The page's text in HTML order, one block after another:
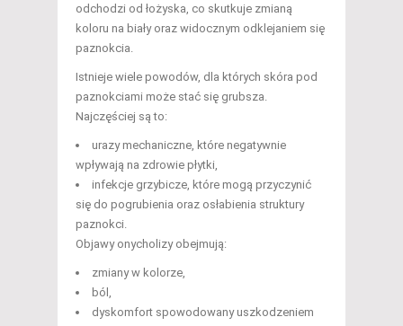
odchodzi od łożyska, co skutkuje zmianą
koloru na biały oraz widocznym odklejaniem się
paznokcia.
Istnieje wiele powodów, dla których skóra pod
paznokciami może stać się grubsza.
Najczęściej są to:
urazy mechaniczne, które negatywnie
wpływają na zdrowie płytki,
infekcje grzybicze, które mogą przyczynić
się do pogrubienia oraz osłabienia struktury
paznokci.
Objawy onycholizy obejmują:
zmiany w kolorze,
ból,
dyskomfort spowodowany uszkodzeniem